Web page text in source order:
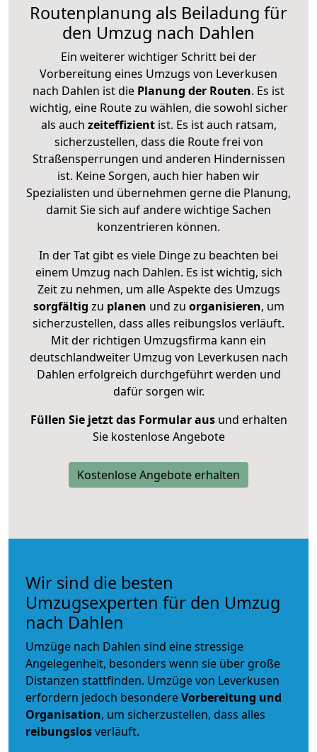
Routenplanung als Beiladung für
den Umzug nach Dahlen
Ein weiterer wichtiger Schritt bei der
Vorbereitung eines Umzugs von Leverkusen
nach Dahlen ist die Planung der Routen. Es ist
wichtig, eine Route zu wählen, die sowohl sicher
als auch zeiteffizientist. Es ist auch ratsam,
sicherzustellen, dass die Route frei von
Straßensperrungen und anderen Hindernissen
ist. Keine Sorgen, auch hier haben wir
Spezialisten und übernehmen gerne die Planung,
damit Sie sich auf andere wichtige Sachen
konzentrieren können.
In der Tat gibt es viele Dinge zu beachten bei
einem Umzug nach Dahlen. Es ist wichtig, sich
Zeit zu nehmen, um alle Aspekte des Umzugs
sorgfältig zu planen und zu organisieren, um
sicherzustellen, dass alles reibungslos verläuft.
Mit der richtigen Umzugsfirma kann ein
deutschlandweiter Umzug von Leverkusen nach
Dahlen erfolgreich durchgeführt werden und
dafür sorgen wir.
Füllen Sie jetzt das Formular ausund erhalten
Sie kostenlose Angebote
Kostenlose Angebote erhalten
Wir sind die besten
Umzugsexperten für den Umzug
nach Dahlen
Umzüge nach Dahlen sind eine stressige
Angelegenheit, besonders wenn sie über große
Distanzen stattfinden. Umzüge von Leverkusen
erfordern jedoch besondereVorbereitung und
Organisation, um sicherzustellen, dass alles
reibungslosverläuft.